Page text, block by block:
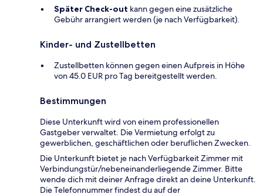
Später Check-out kann gegen eine zusätzliche
Gebühr arrangiert werden (je nach Verfügbarkeit).
Kinder- und Zustellbetten
Zustellbetten können gegen einen Aufpreis in Höhe
von 45.0 EUR pro Tag bereitgestellt werden.
Bestimmungen
Diese Unterkunft wird von einem professionellen
Gastgeber verwaltet. Die Vermietung erfolgt zu
gewerblichen, geschäftlichen oder beruflichen Zwecken.
Die Unterkunft bietet je nach Verfügbarkeit Zimmer mit
Verbindungstür/nebeneinanderliegende Zimmer. Bitte
wende dich mit deiner Anfrage direkt an deine Unterkunft.
Die Telefonnummer findest du auf der